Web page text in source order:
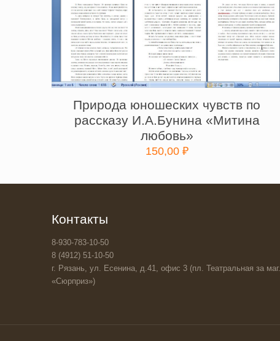
Природа юношеских чувств по
рассказу И.А.Бунина «Митина
любовь»
150,00 ₽
Контакты
8-930-783-10-50
8 (4912) 51-10-50
г. Рязань, ул. Есенина, д.41, офис 3 (пл. Театральная за маг.
«Сюрприз»)